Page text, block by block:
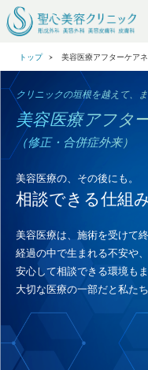
トップ 美容医療アフターケア
クリニックの垣根を越えて、
美容医療アフタ
（修正・合併症外来）
美容医療の、その後にも。
相談できる仕組み
美容医療は、施術を受けて
経過の中で生まれる不安や
安心して相談できる環境もま
大切な医療の一部だと私た